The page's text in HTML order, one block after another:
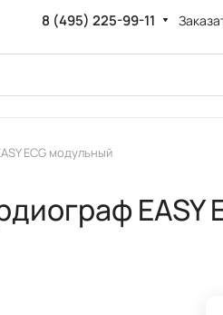
8 (495) 225-99-11
ECG модульный
EASY